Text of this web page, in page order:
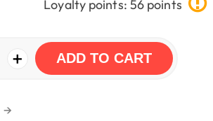
Loyalty points: 56 points
+ ADD TO CART
→